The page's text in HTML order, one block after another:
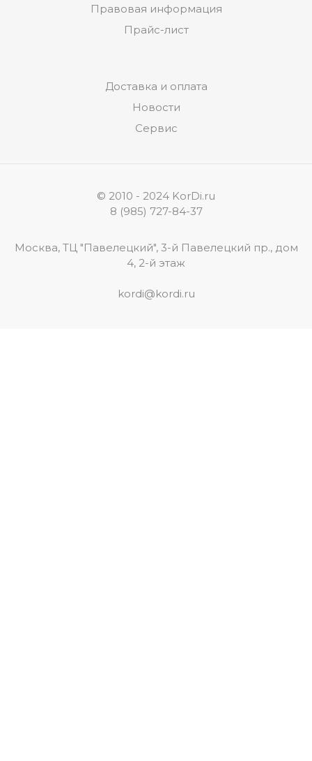
Правовая информация
Прайс-лист
Доставка и оплата
Новости
Сервис
© 2010 - 2024 KorDi.ru
8 (985) 727-84-37
Москва, ТЦ "Павелецкий", 3-й Павелецкий пр., дом
4, 2-й этаж
kordi@kordi.ru